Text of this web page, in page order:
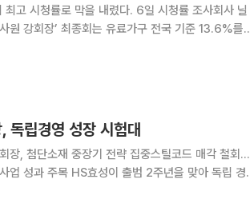
을 내렸다. 6일 시청률 조사회사 닐
원 강회장’ 최종회는 유료가구 전국 기준 13.6%를
립경영 성장 시험대
장, 첨단소재 중장기 전략 집중스틸코드 매각 철회…
2주년을 맞아 독립 경영
시간이었다면, 앞으로는